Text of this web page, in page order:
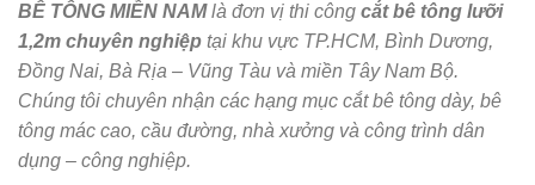
BÊ TÔNG MIỀN NAMlà đơn vị thi công cắt bê tông lưỡi
1,2m chuyên nghiệp tại khu vực TP.HCM, Bình Dương,
Đồng Nai, Bà Rịa – Vũng Tàu và miền Tây Nam Bộ.
Chúng tôi chuyên nhận các hạng mục cắt bê tông dày, bê
tông mác cao, cầu đường, nhà xưởng và công trình dân
dụng – công nghiệp.